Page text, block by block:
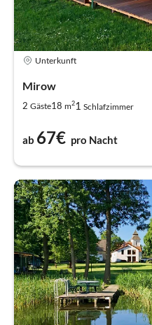
Unterkunft
Mirow
2 Gäste18 m21 Schlafzimmer
ab 67€ pro Nacht